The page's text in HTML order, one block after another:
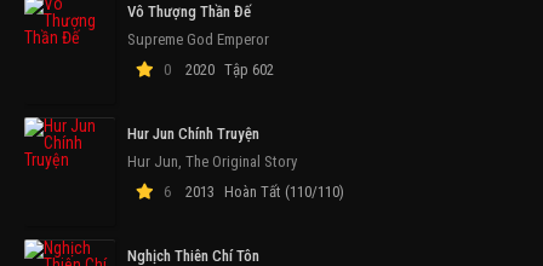
Vô Thượng Thần Đế
Supreme God Emperor
0
2020 Tập 602
Hur Jun Chính Truyện
Hur Jun, The Original Story
6
2013 Hoàn Tất (110/110)
Nghịch Thiên Chí Tôn